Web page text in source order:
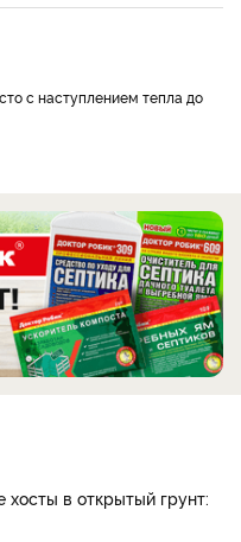
хосты в открытый грунт: